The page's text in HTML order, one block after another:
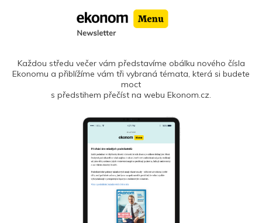
Každou středu večer vám představíme obálku nového čísla
Ekonomu a přiblížíme vám tři vybraná témata, která si budete
moct
s předstihem přečíst na webu Ekonom.cz.